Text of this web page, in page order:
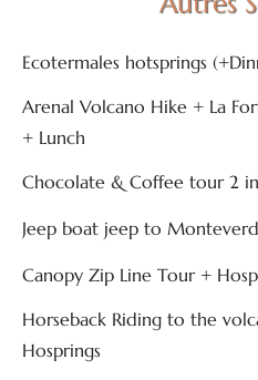
Ecotermales hotsprings
Arenal Volcano Hike + La
+ Lunch
Chocolate & Coffee tour 2 in
Jeep boat jeep to
Canopy Zip Line Tour +
Horseback Riding to the
Hosprings